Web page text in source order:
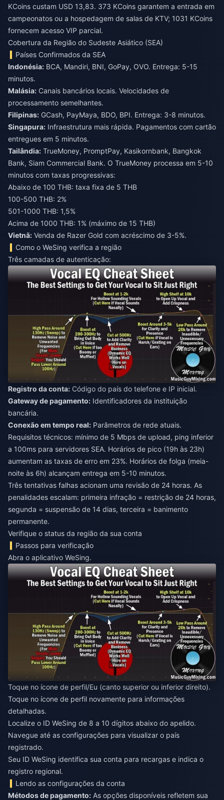
KCoins custam USD 13,83. 373 KCoins garantem a entrada em
campeonatos ou a hospedagem de salas de KTV; 1031 KCoins
fornecem acesso VIP parcial.
Cobertura da Região do Sudeste Asiático (SEA)
Países Confirmados da SEA
Indonésia: BCA, Mandiri, BNI, GoPay, OVO. Entrega: 5-15
minutos.
Malásia: Canais bancários locais. Velocidades de
processamento semelhantes.
Filipinas: GCash, PayMaya, BDO, BPI. Entrega: 3-8 minutos.
Singapura: Infraestrutura mais rápida. Pagamentos com cartão
entregues em 5 minutos.
Tailândia: TrueMoney, PromptPay, Kasikornbank, Bangkok
Bank, Siam Commercial Bank. O TrueMoney processa em 5-10
minutos com taxas progressivas:
Abaixo de 100 THB: taxa fixa de 5 THB
100-500 THB: 2%
501-1000 THB: 1,5%
Acima de 1000 THB: 1% (máximo de 15 THB)
Vietnã: Venda de Razer Gold com acréscimo de 3-5%.
Como o WeSing verifica a região
Três camadas de autenticação:
Registro da conta: Código do país do telefone e IP inicial.
Gateway de pagamento: Identificadores da instituição
bancária.
Conexão em tempo real: Parâmetros de rede atuais.
Requisitos técnicos: mínimo de 5 Mbps de upload, ping inferior
a 100ms para servidores SEA. Horários de pico (19h às 23h)
aumentam as taxas de erro em 23%. Horários de folga (meia-
noite às 6h) alcançam entrega em 5-10 minutos.
Três tentativas falhas acionam uma revisão de 24 horas. As
penalidades escalam: primeira infração = restrição de 24 horas,
segunda = suspensão de 14 dias, terceira = banimento
permanente.
Verifique o status da região da sua conta
Passos para verificação
Abra o aplicativo WeSing.
Toque no ícone de perfil/Eu (canto superior ou inferior direito).
Toque no ícone de perfil novamente para informações
detalhadas.
Localize o ID WeSing de 8 a 10 dígitos abaixo do apelido.
Navegue até as configurações para visualizar o país
registrado.
Seu ID WeSing identifica sua conta para recargas e indica o
registro regional.
Lendo as configurações da conta
Métodos de pagamento: As opções disponíveis refletem sua